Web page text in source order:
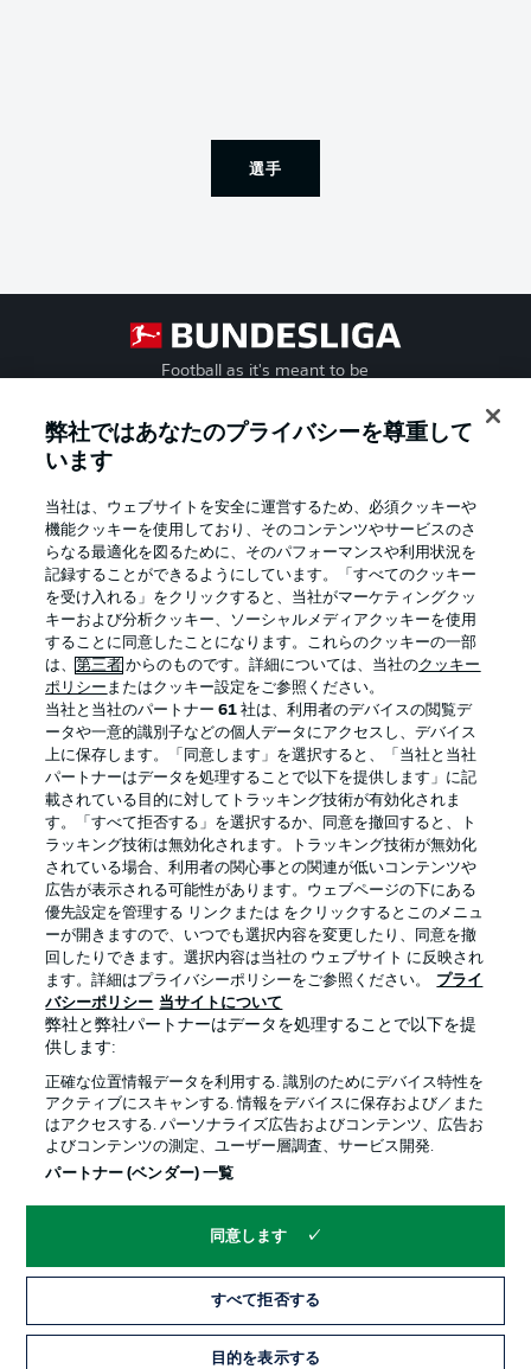
選手
Football as it's meant to be
Official Partners
プライバシー・ポリシー 優先設定を管理する
利用条件 放送局
求人 選手
当サイトについて
© 2026 Bundesliga-Gruppe GmbH
言語をお選びください
Display Mode
弊社ではあなたのプライバシーを尊重して
います
当社は、ウェブサイトを安全に運営するため、必須クッキーや
機能クッキーを使用しており、そのコンテンツやサービスのさ
らなる最適化を図るために、そのパフォーマンスや利用状況を
記録することができるようにしています。「すべてのクッキー
を受け入れる」をクリックすると、当社がマーケティングクッ
キーおよび分析クッキー、ソーシャルメディアクッキーを使用
することに同意したことになります。これらのクッキーの一部
は、第三者 からのものです。詳細については、当社のクッキー
ポリシー またはクッキー設定をご参照ください。
当社と当社のパートナー61 社は、利用者のデバイスの閲覧デ
ータや一意的識別子などの個人データにアクセスし、デバイス
上に保存します。「同意します」を選択すると、「当社と当社
パートナーはデータを処理することで以下を提供します」に記
載されている目的に対してトラッキング技術が有効化されま
す。「すべて拒否する」を選択するか、同意を撤回すると、ト
ラッキング技術は無効化されます。トラッキング技術が無効化
されている場合、利用者の関心事との関連が低いコンテンツや
広告が表示される可能性があります。ウェブページの下にある
優先設定を管理する リンクまたは をクリックするとこのメニュ
ーが開きますので、いつでも選択内容を変更したり、同意を撤
回したりできます。選択内容は当社の ウェブサイト に反映され
ます。詳細はプライバシーポリシーをご参照ください。
プライ
バシーポリシー 当サイトについて
弊社と弊社パートナーはデータを処理することで以下を提
供します:
正確な位置情報データを利用する. 識別のためにデバイス特性を
アクティブにスキャンする. 情報をデバイスに保存および／また
はアクセスする. パーソナライズ広告およびコンテンツ、広告お
よびコンテンツの測定、ユーザー層調査、サービス開発.
パートナー (ベンダー) 一覧
同意します
すべて拒否する
目的を表示する